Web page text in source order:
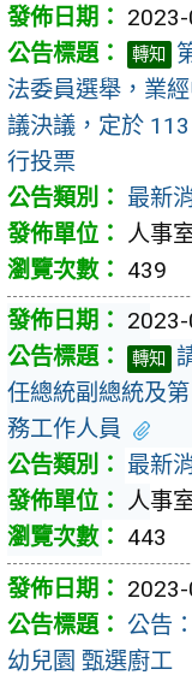
轉知
法委員選舉，業
議決議，定於
行投票
最新
人事
439
轉知
任總統副總統及
務工作人員
最新
人事
443
公告
幼兒園 甄選廚工